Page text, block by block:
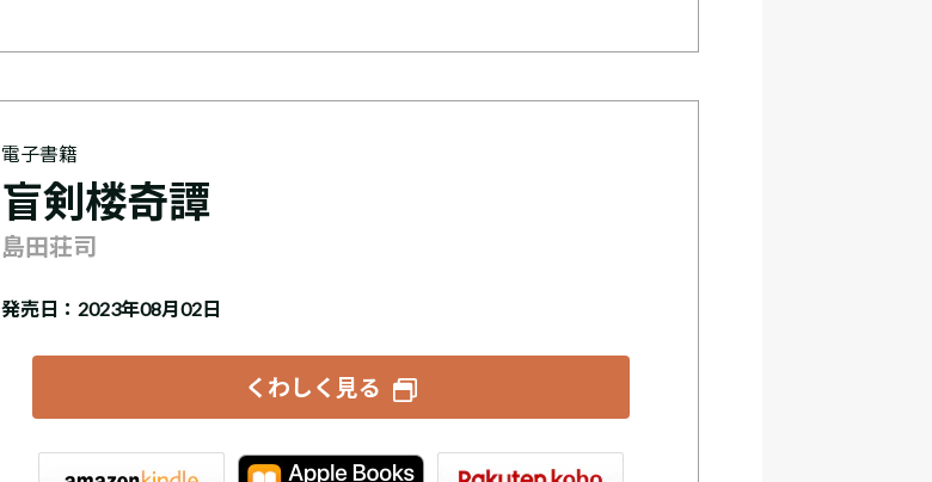
電子書籍
盲剣楼奇譚
島田荘司
発売日：2023年08月02日
くわしく見る
楽天Kobo